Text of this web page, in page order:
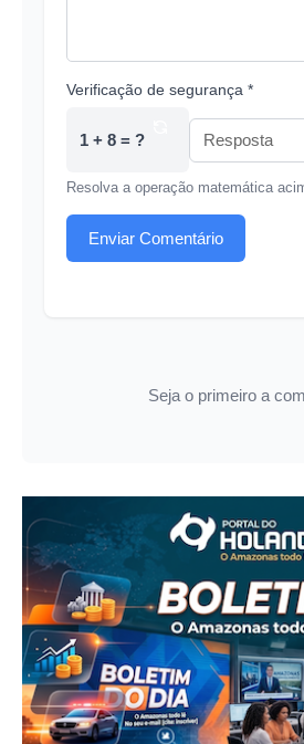
Verificação de segurança *
1 + 8 = ?
Resolva a operação matemática
Enviar Comentário
Seja o primeiro a